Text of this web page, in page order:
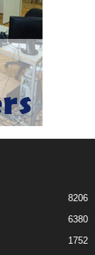
8206
6380
1752